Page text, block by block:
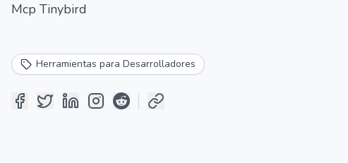
Mcp Tinybird
Herramientas para Desarrolladores